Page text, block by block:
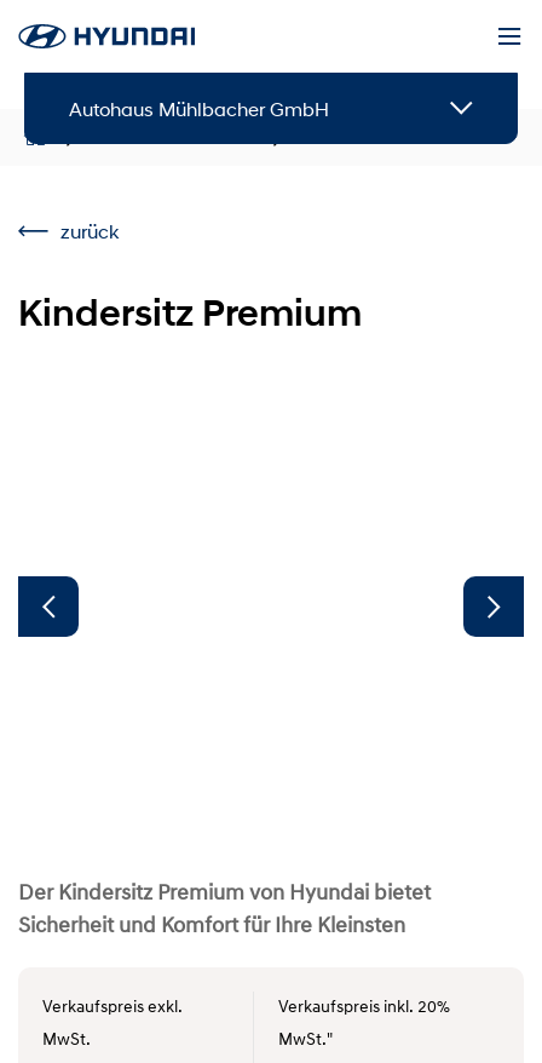
Autohaus Mühlbacher GmbH
zurück
Kindersitz Premium
Der Kindersitz Premium von Hyundai bietet
Sicherheit und Komfort für Ihre Kleinsten
Verkaufspreis exkl.
MwSt.
Verkaufspreis inkl. 20%
MwSt."